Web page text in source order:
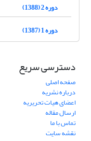
دوره 2 (1388)
دوره 1 (1387)
دسترسی سریع
صفحه اصلی
درباره نشریه
اعضای هیات تحریریه
ارسال مقاله
تماس با ما
نقشه سایت